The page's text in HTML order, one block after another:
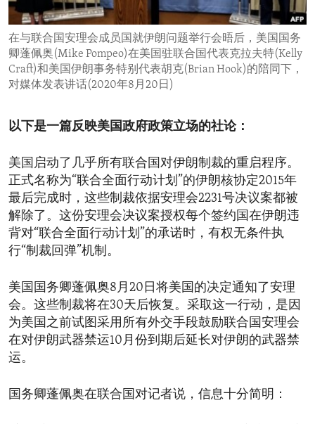
IDEALS AND INSTITUTIONS
在与联合国安理会成员国就伊朗问题举行会晤后，美国国务
卿蓬佩奥(Mike Pompeo)在美国驻联合国代表克拉夫特(Kelly
Craft)和美国伊朗事务特别代表胡克(Brian Hook)的陪同下，
对媒体发表讲话(2020年8月20日)
以下是一篇反映美国政府政策立场的社论：
美国启动了几乎所有联合国对伊朗制裁的重启程序。
正式名称为“联合全面行动计划”的伊朗核协定2015年
最后完成时，这些制裁依据安理会2231号决议案都被
解除了。这份安理会决议案授权每个签约国在伊朗违
背对“联合全面行动计划”的承诺时，有权无条件执
行“制裁回弹”机制。
美国国务卿蓬佩奥8月20日将美国的决定通知了安理
会。这些制裁将在30天后恢复。采取这一行动，是因
为美国之前试图采用所有外交手段鼓励联合国安理会
在对伊朗武器禁运10月份到期后延长对伊朗的武器禁
运。
国务卿蓬佩奥在联合国对记者说，信息十分简明：